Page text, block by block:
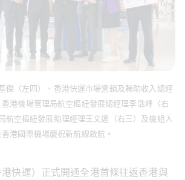
傑（左四）、香港快運市場營銷及輔助收入總經
港機場管理局航空樞紐發展總經理李浩峰（右
航空樞紐發展助理經理王文遠（右三）及機組人
香港國際機場慶祝新航線啟航。
快運）正式開通全港首條往返香港與